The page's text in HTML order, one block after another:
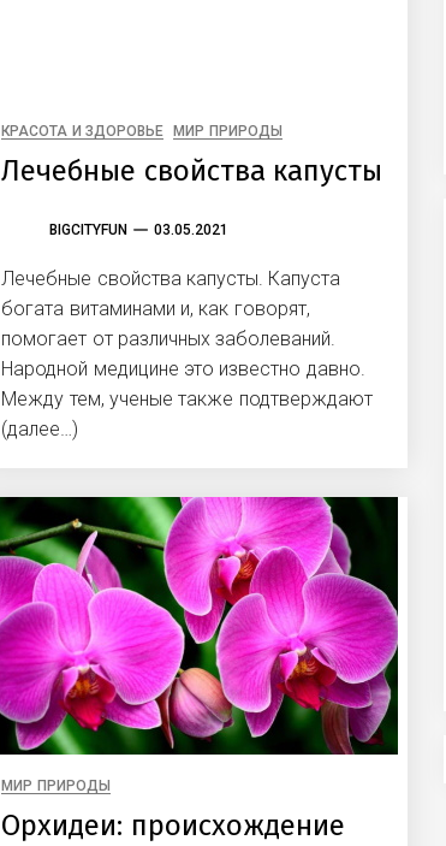
КРАСОТА И ЗДОРОВЬЕ МИР ПРИРОДЫ
Лечебные свойства капусты
BIGCITYFUN 03.05.2021
Лечебные свойства капусты. Капуста
богата витаминами и, как говорят,
помогает от различных заболеваний.
Народной медицине это известно давно.
Между тем, ученые также подтверждают
(далее…)
МИР ПРИРОДЫ
Орхидеи: происхождение